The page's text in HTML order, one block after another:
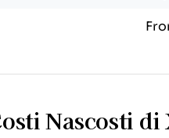
Nascosti